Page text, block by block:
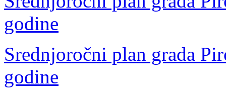
godine
Srednjoročni plan grada
godine